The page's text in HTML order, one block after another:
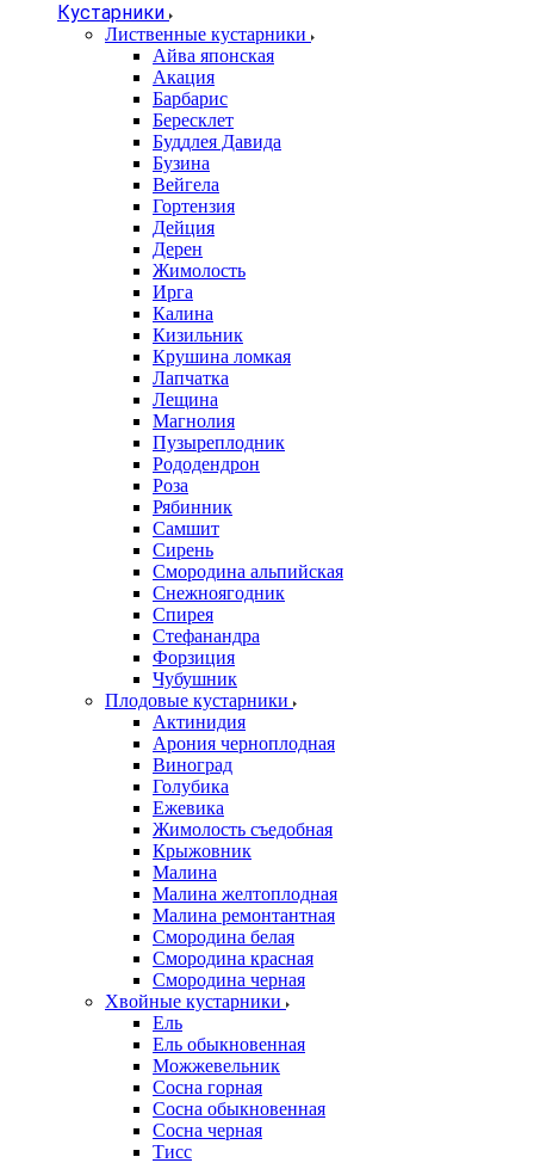
Кустарники
Лиственные кустарники
Айва японская
Акация
Барбарис
Бересклет
Буддлея Давида
Бузина
Вейгела
Гортензия
Дейция
Дерен
Жимолость
Ирга
Калина
Кизильник
Крушина ломкая
Лапчатка
Лещина
Магнолия
Пузыреплодник
Рододендрон
Роза
Рябинник
Самшит
Сирень
Смородина альпийская
Снежноягодник
Спирея
Стефанандра
Форзиция
Чубушник
Плодовые кустарники
Актинидия
Арония черноплодная
Виноград
Голубика
Ежевика
Жимолость съедобная
Крыжовник
Малина
Малина желтоплодная
Малина ремонтантная
Смородина белая
Смородина красная
Смородина черная
Хвойные кустарники
Ель
Ель обыкновенная
Можжевельник
Сосна горная
Сосна обыкновенная
Сосна черная
Тисс